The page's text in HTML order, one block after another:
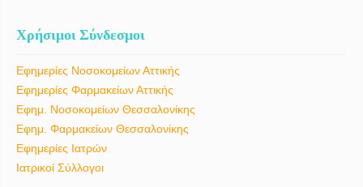
Χρήσιμοι Σύνδεσμοι
Εφημερίες Νοσοκομείων Αττικής
Εφημερίες Φαρμακείων Αττικής
Εφημ. Νοσοκομείων Θεσσαλονίκης
Εφημ. Φαρμακείων Θεσσαλονίκης
Εφημερίες Ιατρών
Ιατρικοί Σύλλογοι